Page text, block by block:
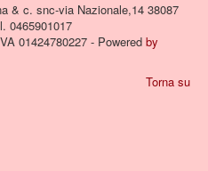
& c. snc-via Nazionale,14 38087
0465901017
01424780227 - Powered by
Torna su